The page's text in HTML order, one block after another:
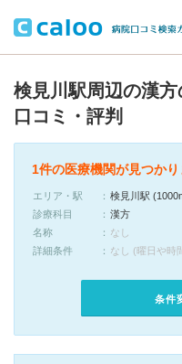
検見川駅周辺の漢
口コミ・評判
1件の医療機関が見つかり
エリア・駅
検見川駅
診療科目
漢方
名称
なし
詳細条件
なし (曜日や時
条件